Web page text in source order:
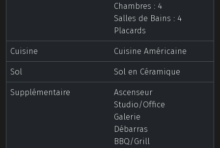
Chambres : 4
Salles de Bains : 4
Placards
Cuisine
Cuisine Américaine
Sol
Sol en Céramique
Supplémentaire
Ascenseur
Studio/Office
Galerie
Débarras
BBQ/Grill